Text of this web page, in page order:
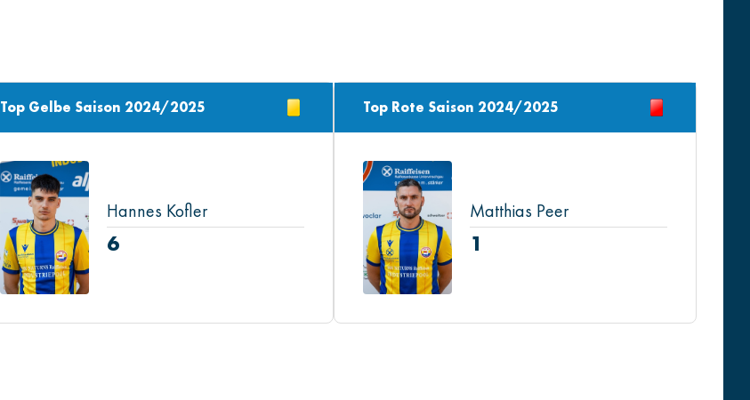
Top Gelbe Saison 2024/2025
Hannes Kofler
6
Top Rote Saison 2024/2025
Matthias Peer
1